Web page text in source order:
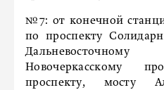
№7: от конечной
по проспекту
Новочеркасскому
проспекту, мосту